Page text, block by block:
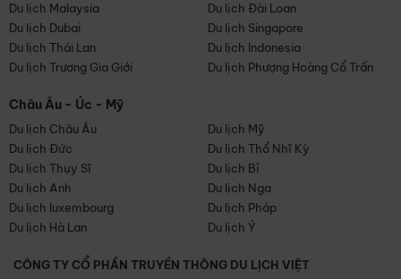
Du lịch Malaysia
Du lịch Đài Loan
Du lịch Dubai
Du lịch Singapore
Du lịch Thái Lan
Du lịch Indonesia
Du lịch Trương Gia Giới
Du lịch Phượng Hoàng Cổ Trấn
Châu Âu - Úc - Mỹ
Du lịch Châu Âu
Du lịch Mỹ
Du lịch Đức
Du lịch Thổ Nhĩ Kỳ
Du lịch Thụy Sĩ
Du lịch Bỉ
Du lịch Anh
Du lịch Nga
Du lịch luxembourg
Du lịch Pháp
Du lịch Hà Lan
Du lịch Ý
CÔNG TY CỔ PHẦN TRUYỀN THÔNG DU LỊCH VIỆT